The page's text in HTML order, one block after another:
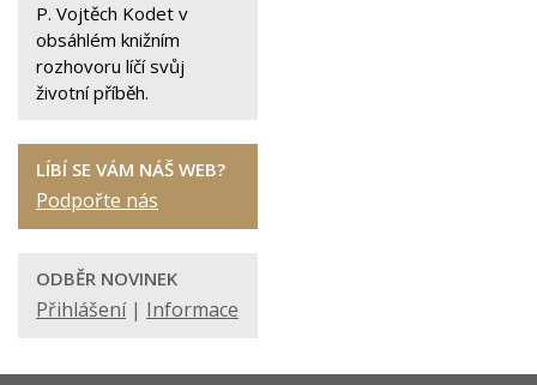
P. Vojtěch Kodet v
obsáhlém knižním
rozhovoru líčí svůj
životní příběh.
LÍBÍ SE VÁM NÁŠ WEB?
Podpořte nás
ODBĚR NOVINEK
Přihlášení| Informace